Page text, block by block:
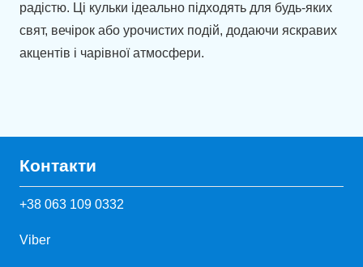
радістю. Ці кульки ідеально підходять для будь-яких
свят, вечірок або урочистих подій, додаючи яскравих
акцентів і чарівної атмосфери.
Контакти
+38 063 109 0332
Viber